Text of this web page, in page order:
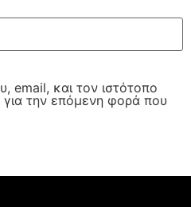
email, και τον ιστότοπο
την επόμενη φορά που